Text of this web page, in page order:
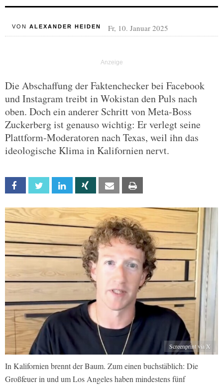
VON ALEXANDER HEIDEN Fr, 10. Januar 2025
Die Abschaffung der Faktenchecker bei Facebook
und Instagram treibt in Wokistan den Puls nach
oben. Doch ein anderer Schritt von Meta-Boss
Zuckerberg ist genauso wichtig: Er verlegt seine
Plattform-Moderatoren nach Texas, weil ihn das
ideologische Klima in Kalifornien nervt.
Facebook Twitter Linkedin Xing Email
Screenprint via X
In Kalifornien brennt der Baum. Zum einen buchstäblich: Die
Großfeuer in und um Los Angeles haben mindestens fünf